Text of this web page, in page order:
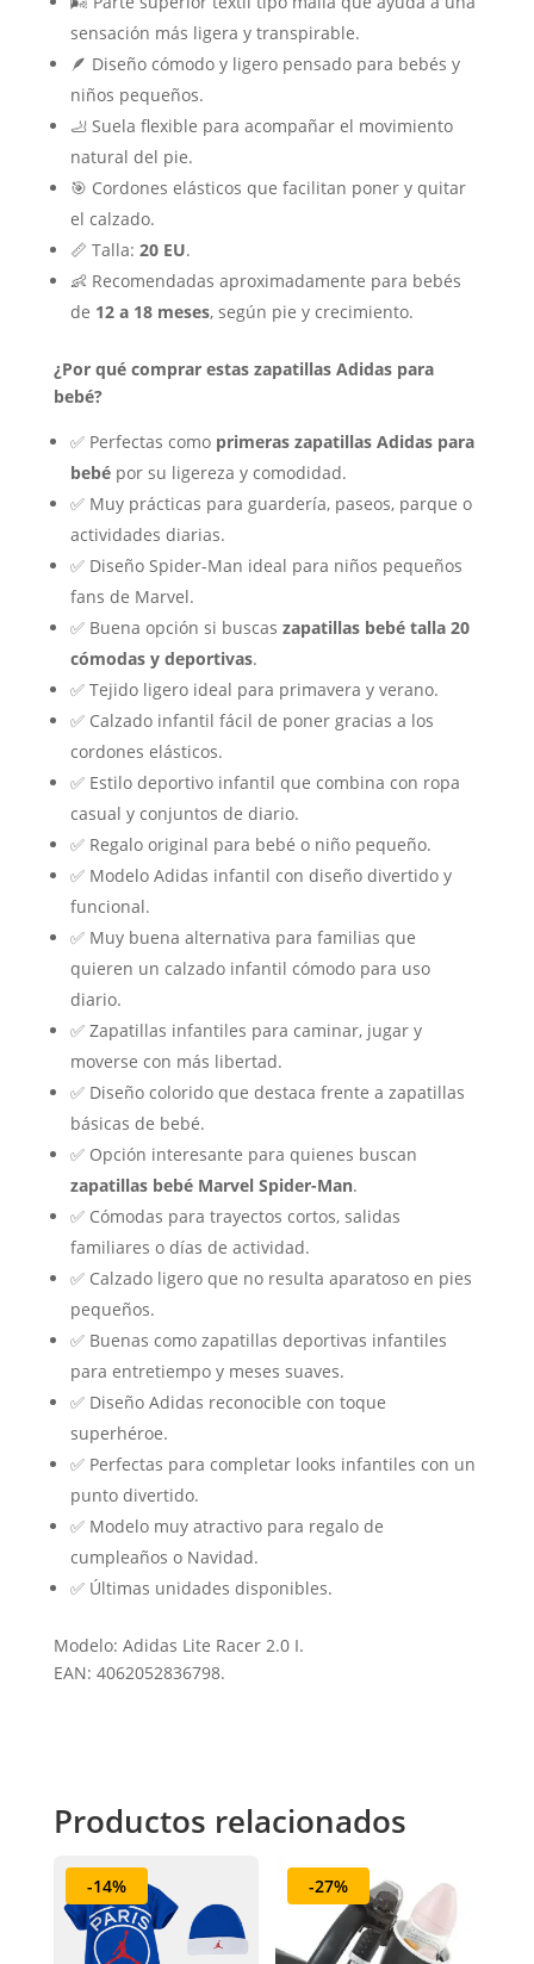
sensación más ligera y transpirable.
🪶 Diseño cómodo y ligero pensado para bebés y
niños pequeños.
🦶 Suela flexible para acompañar el movimiento
natural del pie.
🎯 Cordones elásticos que facilitan poner y quitar
el calzado.
📏 Talla: 20 EU.
👶 Recomendadas aproximadamente para bebés
de 12 a 18 meses, según pie y crecimiento.
¿Por qué comprar estas zapatillas Adidas para
bebé?
✅ Perfectas como primeras zapatillas Adidas para
bebépor su ligereza y comodidad.
✅ Muy prácticas para guardería, paseos, parque o
actividades diarias.
✅ Diseño Spider-Man ideal para niños pequeños
fans de Marvel.
✅ Buena opción si buscas zapatillas bebé talla 20
cómodas y deportivas.
✅ Tejido ligero ideal para primavera y verano.
✅ Calzado infantil fácil de poner gracias a los
cordones elásticos.
✅ Estilo deportivo infantil que combina con ropa
casual y conjuntos de diario.
✅ Regalo original para bebé o niño pequeño.
✅ Modelo Adidas infantil con diseño divertido y
funcional.
✅ Muy buena alternativa para familias que
quieren un calzado infantil cómodo para uso
diario.
✅ Zapatillas infantiles para caminar, jugar y
moverse con más libertad.
✅ Diseño colorido que destaca frente a zapatillas
básicas de bebé.
✅ Opción interesante para quienes buscan
zapatillas bebé Marvel Spider-Man.
✅ Cómodas para trayectos cortos, salidas
familiares o días de actividad.
✅ Calzado ligero que no resulta aparatoso en pies
pequeños.
✅ Buenas como zapatillas deportivas infantiles
para entretiempo y meses suaves.
✅ Diseño Adidas reconocible con toque
superhéroe.
✅ Perfectas para completar looks infantiles con un
punto divertido.
✅ Modelo muy atractivo para regalo de
cumpleaños o Navidad.
✅ Últimas unidades disponibles.
Modelo: Adidas Lite Racer 2.0 I.
EAN: 4062052836798.
Productos relacionados
-14% -27%